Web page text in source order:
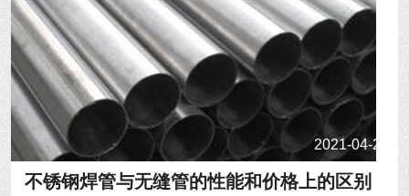
2021-04-21
不锈钢焊管与无缝管的性能和价格上的区别